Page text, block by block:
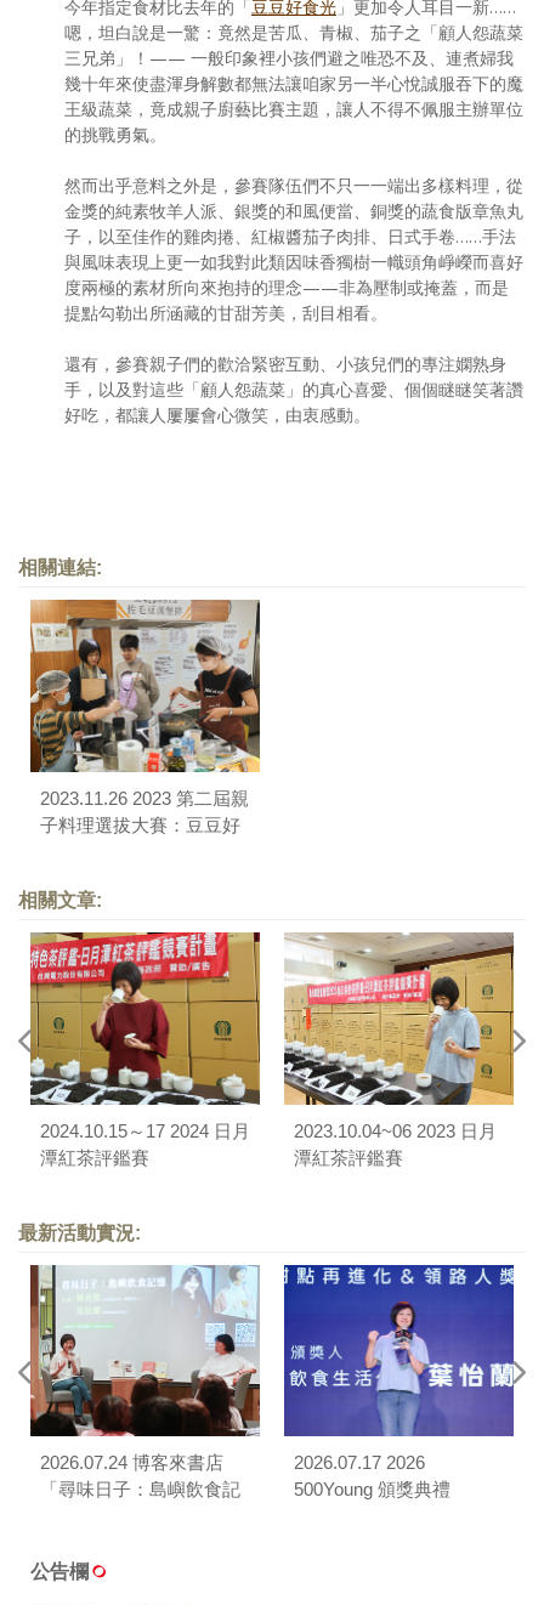
今年指定食材比去年的「 豆豆好食光 」更加令人耳目一新……
嗯，坦白說是一驚：竟然是苦瓜、青椒、茄子之「顧人怨蔬菜
三兄弟」！—— 一般印象裡小孩們避之唯恐不及、連煮婦我
幾十年來使盡渾身解數都無法讓咱家另一半心悅誠服吞下的魔
王級蔬菜，竟成親子廚藝比賽主題，讓人不得不佩服主辦單位
的挑戰勇氣。
然而出乎意料之外是，參賽隊伍們不只一一端出多樣料理，從
金獎的純素牧羊人派、銀獎的和風便當、銅獎的蔬食版章魚丸
子，以至佳作的雞肉捲、紅椒醬茄子肉排、日式手卷……手法
與風味表現上更一如我對此類因味香獨樹一幟頭角崢嶸而喜好
度兩極的素材所向來抱持的理念——非為壓制或掩蓋，而是
提點勾勒出所涵藏的甘甜芳美，刮目相看。
還有，參賽親子們的歡洽緊密互動、小孩兒們的專注嫻熟身
手，以及對這些「顧人怨蔬菜」的真心喜愛、個個瞇瞇笑著讚
好吃，都讓人屢屢會心微笑，由衷感動。
相關連結:
2023.11.26 2023 第二屆親
子料理選拔大賽：豆豆好
相關文章:
2024.10.15～17 2024 日月
潭紅茶評鑑賽
2023.10.04~06 2023 日月
潭紅茶評鑑賽
最新活動實況:
2026.07.24 博客來書店
「尋味日子：島嶼飲食記
2026.07.17 2026
500Young 頒獎典禮
公告欄